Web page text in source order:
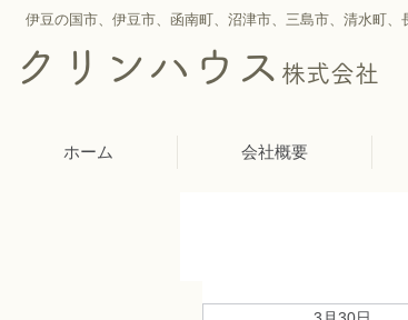
伊豆の国市、伊豆市、函南町、沼津市、三島市、 清水町、
クリンハウス 株式会社
ホーム 会社概要